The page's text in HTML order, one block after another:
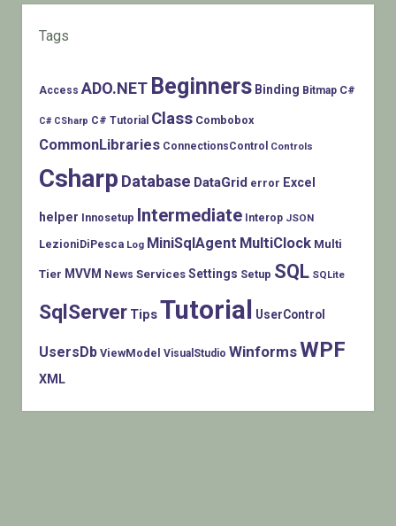
Tags
Access ADO.NET Beginners Binding Bitmap C#
C# CSharp C# Tutorial Class Combobox
CommonLibraries ConnectionsControl Controls
Csharp Database DataGrid error Excel
helper Innosetup Intermediate Interop JSON
LezioniDiPesca Log MiniSqlAgent MultiClock Multi
Tier MVVM News Services Settings Setup SQL SQLite
SqlServer TipsTutorial UserControl
UsersDb ViewModel VisualStudio WinformsWPF
XML